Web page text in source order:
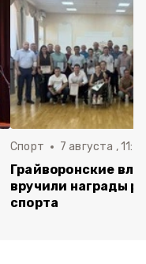
Спорт 7 августа ,
Грайворонские
вручили награды
спорта